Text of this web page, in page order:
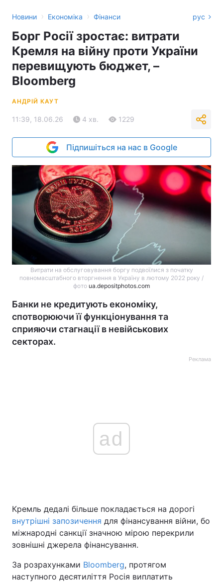
Новини › Економіка › Фінанси рус
Борг Росії зростає: витрати
Кремля на війну проти України
перевищують бюджет, –
Bloomberg
АНДРІЙ КАУТ
11:39, 18.06.26 4 хв. 1229
Підпишіться на нас в Google
Витрати на обслуговування боргу подвоїлися з початку
повномасштабного вторгнення в Україну в лютому 2022 року /
фото ua.depositphotos.com
Банки не кредитують економіку,
спотворюючи її функціонування та
сприяючи стагнації в невійськових
секторах.
Реклама
ad
Кремль дедалі більше покладається на дорогі
внутрішні запозичення для фінансування війни, бо
міжнародні санкції значною мірою перекрили
зовнішні джерела фінансування.
За розрахунками Bloomberg, протягом
наступного десятиліття Росія виплатить